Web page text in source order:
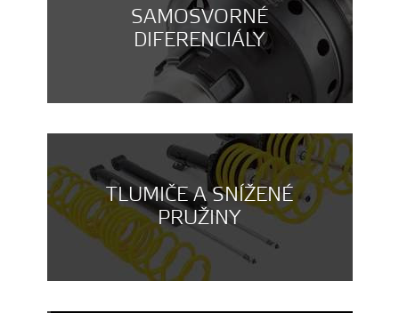
SAMOSVORNÉ
DIFERENCIÁLY
TLUMIČE A SNÍŽENÉ
PRUŽINY